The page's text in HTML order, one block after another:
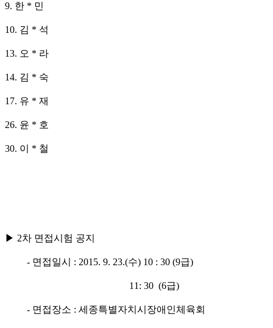
9. 한 * 민
10. 김 * 석
13. 오 * 라
14. 김 * 숙
17. 유 * 재
26. 윤 * 호
30. 이 * 철
▶ 2차 면접시험 공지
- 면접일시 : 2015. 9. 23.(수) 10 : 30 (9급)
11: 30 (6급)
- 면접장소 : 세종특별자치시장애인체육회